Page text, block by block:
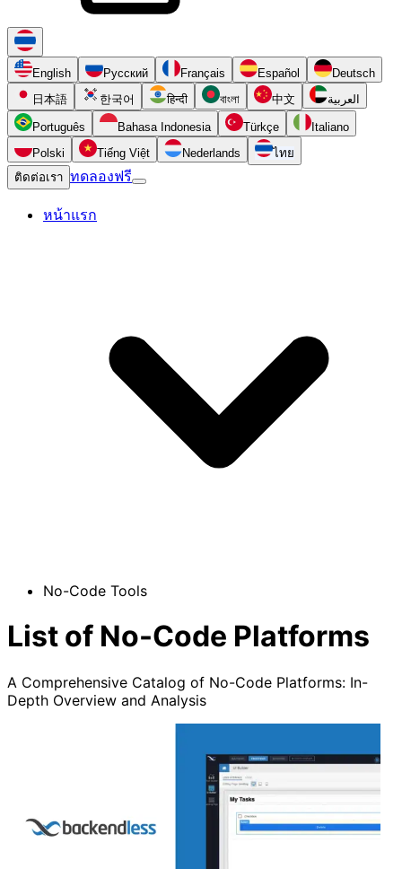
English Русский Français Español
Deutsch
日本語
한국어 हिन्दी বাংলা 中文 العربية
Português Bahasa Indonesia Türkçe
Italiano
Polski
Tiếng Việt Nederlands
ไทย
ติดต่อเรา ทดลองฟรี
หน้าแรก
No-Code Tools
List of No-Code Platforms
A Comprehensive Catalog of No-Code Platforms: In-
Depth Overview and Analysis